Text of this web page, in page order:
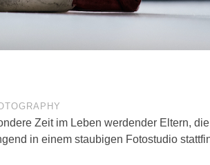
Zeit im Leben werdender Eltern,
in einem staubigen Fotostudio